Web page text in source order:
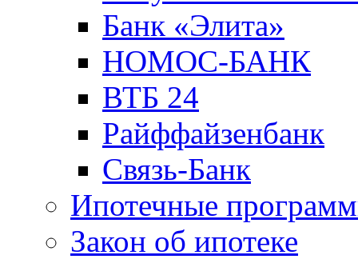
Банк «Элита»
НОМОС-БАНК
ВТБ 24
Райффайзенбанк
Связь-Банк
Ипотечные
Закон об ипотеке